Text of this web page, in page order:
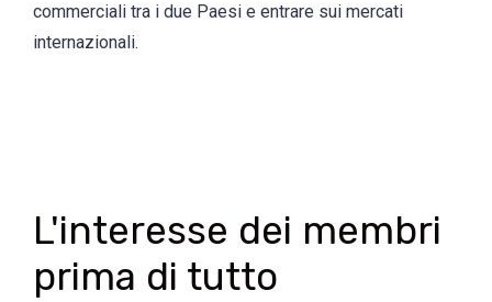
commerciali tra i due Paesi e entrare sui mercati
internazionali.
L'interesse dei membri
prima di tutto